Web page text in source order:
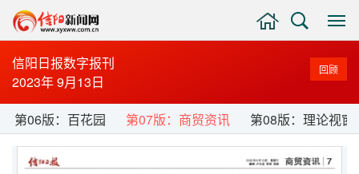
显
示
与
隐
侧
边
栏
搜
索
主
页
信阳日报数字报刊
2023年 9月13日
回顾
第06版：百花园 第07版：商贸资讯 第08版：理论视窗